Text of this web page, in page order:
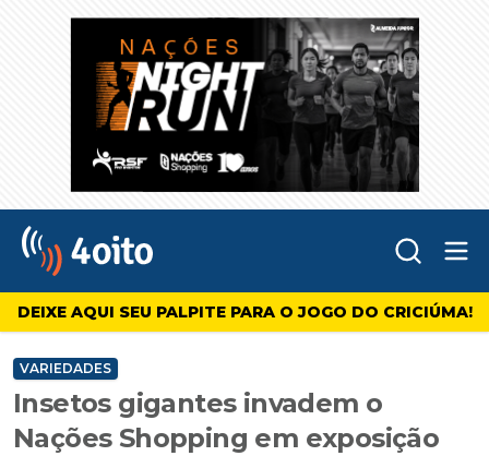
4oito
DEIXE AQUI SEU PALPITE PARA O JOGO DO CRICIÚMA!
VARIEDADES
Insetos gigantes invadem o
Nações Shopping em exposição